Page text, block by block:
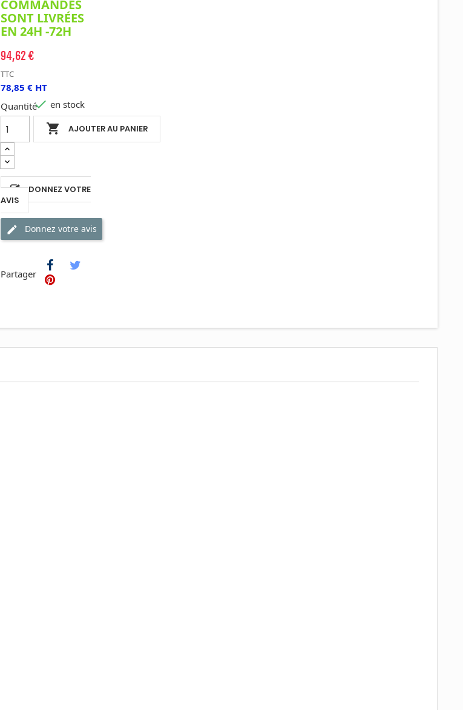
COMMANDES
SONT LIVRÉES
EN 24H -72H
94,62 €
TTC
78,85 € HT
Quantité
 AJOUTER AU PANIER
 en stock
DONNEZ VOTRE
AVIS
Donnez votre avis
Partager